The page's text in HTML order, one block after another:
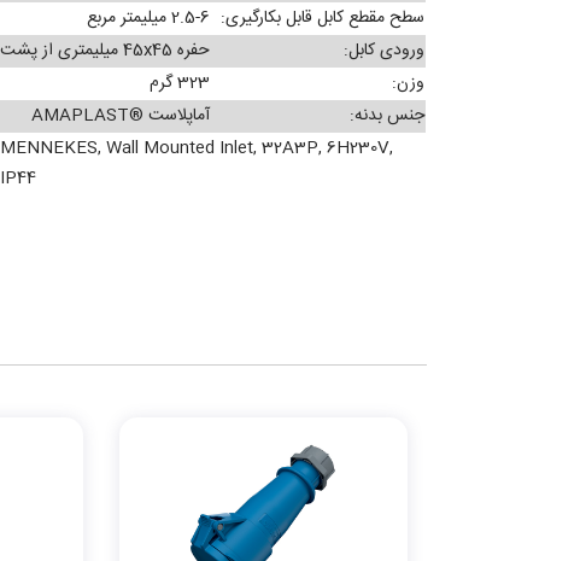
سطح مقطع کابل قابل بکارگیری: 2.5-6 میلیمتر مربع
ورودی کابل:
حفره 45x45 میلیمتری از پشت
وزن:
323 گرم
جنس بدنه:
آماپلاست ®AMAPLAST
MENNEKES, Wall Mounted Inlet, 32A3P, 6H230V,
IP44